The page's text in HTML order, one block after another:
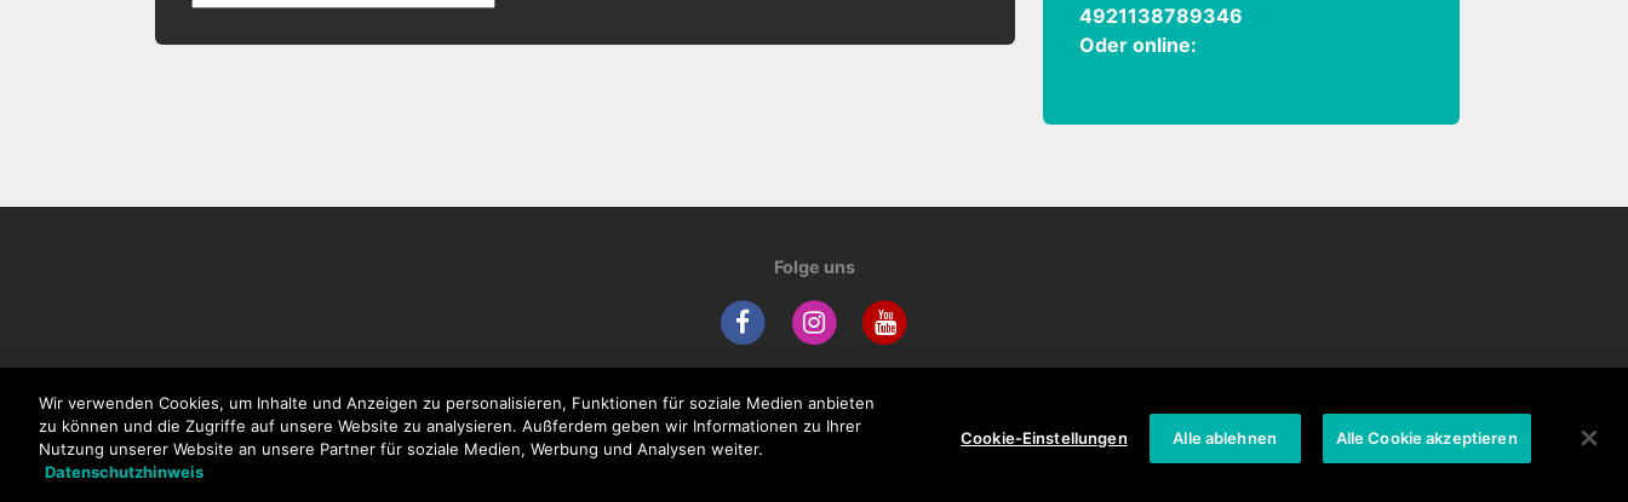
4921138789346
Oder online:
Folge uns
NEWSLETTER Unsere Produkte Unternehmen Support Stellenangebote
Wir verwenden Cookies, um Inhalte und Anzeigen zu personalisieren, Funktionen für soziale Medien anbieten
zu können und die Zugriffe auf unsere Website zu analysieren. Außferdem geben wir Informationen zu Ihrer
Nutzung unserer Website an unsere Partner für soziale Medien, Werbung und Analysen weiter.
Datenschutzhinweis
Cookie-Einstellungen Alle ablehnen Alle Cookie akzeptieren